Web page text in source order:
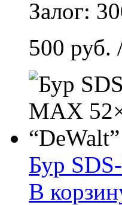
Залог:
500 руб.
Бур
В